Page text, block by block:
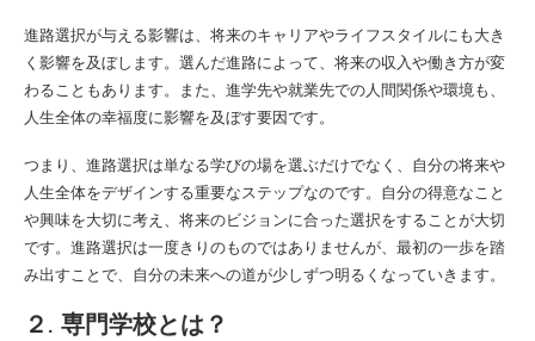
進路選択が与える影響は、将来のキャリアやライフスタイルにも大き
く影響を及ぼします。選んだ進路によって、将来の収入や働き方が変
わることもあります。また、進学先や就業先での人間関係や環境も、
人生全体の幸福度に影響を及ぼす要因です。
つまり、進路選択は単なる学びの場を選ぶだけでなく、自分の将来や
人生全体をデザインする重要なステップなのです。自分の得意なこと
や興味を大切に考え、将来のビジョンに合った選択をすることが大切
です。進路選択は一度きりのものではありませんが、最初の一歩を踏
み出すことで、自分の未来への道が少しずつ明るくなっていきます。
２. 専門学校とは？